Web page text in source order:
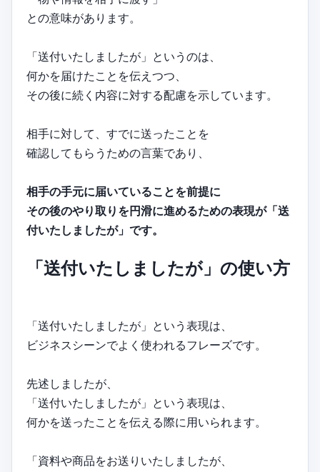
との意味があります。
「送付いたしましたが」というのは、
何かを届けたことを伝えつつ、
その後に続く内容に対する配慮を示しています。
相手に対して、すでに送ったことを
確認してもらうための言葉であり、
相手の手元に届いていることを前提に
その後のやり取りを円滑に進めるための表現が「送
付いたしましたが」です。
「送付いたしましたが」の使い方
「送付いたしましたが」という表現は、
ビジネスシーンでよく使われるフレーズです。
先述しましたが、
「送付いたしましたが」という表現は、
何かを送ったことを伝える際に用いられます。
「資料や商品をお送りいたしましたが、